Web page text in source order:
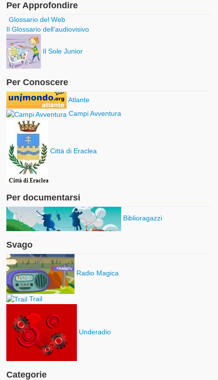
Per Approfondire
Glossario del Web
Il Glossario dell'audiovisivo
Il Sole Junior
Per Conoscere
Atlante
Campi Avventura
Città di Eraclea
Per documentarsi
Biblioragazzi
Svago
Radio Magica
Trail
Underadio
Categorie